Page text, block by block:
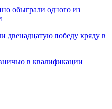
обыграли одного из
двенадцатую победу кряду в
в квалификации